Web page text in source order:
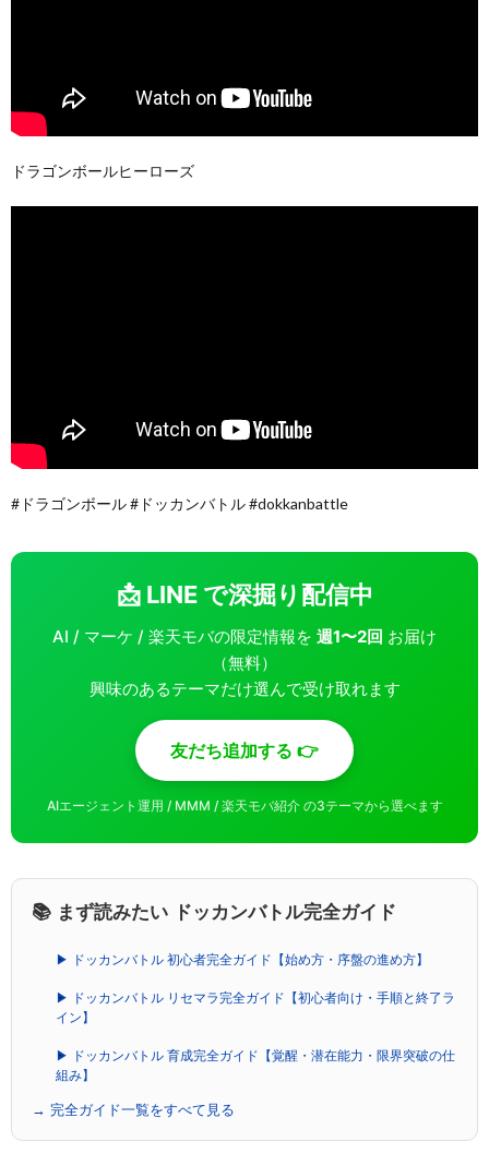
ドラゴンボールヒーローズ
#ドラゴンボール #ドッカンバトル #dokkanbattle
📩 LINE で深掘り配信中
AI / マーケ / 楽天モバの限定情報を 週1〜2回 お届け
（無料）
興味のあるテーマだけ選んで受け取れます
友だち追加する 👉
AIエージェント運用 / MMM / 楽天モバ紹介 の3テーマから選べます
📚 まず読みたい ドッカンバトル完全ガイド
▶ ドッカンバトル 初心者完全ガイド【始め方・序盤の進め方】
▶ ドッカンバトル リセマラ完全ガイド【初心者向け・手順と終了ラ
イン】
▶ ドッカンバトル 育成完全ガイド【覚醒・潜在能力・限界突破の仕
組み】
→ 完全ガイド一覧をすべて見る